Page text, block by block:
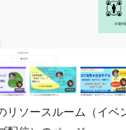
リソースルーム（イベ